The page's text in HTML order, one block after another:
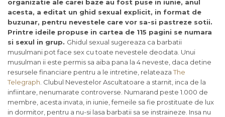
organizatie ale carei baze au fost puse in iunie, anul
acesta, a editat un ghid sexual explicit, in format de
buzunar, pentru nevestele care vor sa-si pastreze sotii.
Printre ideile propuse in cartea de 115 pagini se numara
si sexul in grup. Ghidul sexual sugereaza ca barbatii
musulmani pot face sex cu toate nevestele deodata. Unui
musulman ii este permis sa aiba pana la 4 neveste, daca detine
resursele financiare pentru a le intretine, relateazaThe
Telegraph . Clubul Nevestelor Ascultatoare a starnit, inca de la
infiintare, nenumarate controverse. Numarand peste 1.000 de
membre, acesta invata, in iunie, femeile sa fie prostituate de lux
in dormitor, pentru a nu-si lasa barbatii sa se instraineze. Insa nu